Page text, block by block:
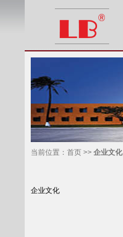
当前位置： 首页 >> 企业文化
企业文化